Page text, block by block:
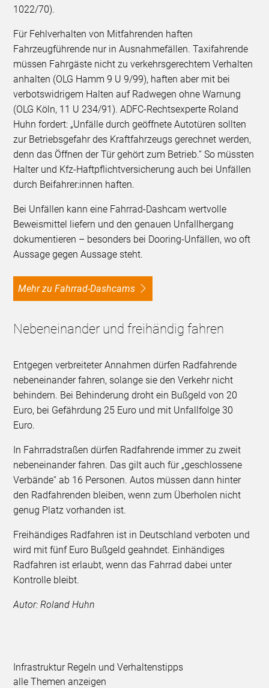
1022/70).
Für Fehlverhalten von Mitfahrenden haften
Fahrzeugführende nur in Ausnahmefällen. Taxifahrende
müssen Fahrgäste nicht zu verkehrsgerechtem Verhalten
anhalten (OLG Hamm 9 U 9/99), haften aber mit bei
verbotswidrigem Halten auf Radwegen ohne Warnung
(OLG Köln, 11 U 234/91). ADFC-Rechtsexperte Roland
Huhn fordert: „Unfälle durch geöffnete Autotüren sollten
zur Betriebsgefahr des Kraftfahrzeugs gerechnet werden,
denn das Öffnen der Tür gehört zum Betrieb.“ So müssten
Halter und Kfz-Haftpflichtversicherung auch bei Unfällen
durch Beifahrer:innen haften.
Bei Unfällen kann eine Fahrrad-Dashcam wertvolle
Beweismittel liefern und den genauen Unfallhergang
dokumentieren – besonders bei Dooring-Unfällen, wo oft
Aussage gegen Aussage steht.
Mehr zu Fahrrad-Dashcams
Nebeneinander und freihändig fahren
Entgegen verbreiteter Annahmen dürfen Radfahrende
nebeneinander fahren, solange sie den Verkehr nicht
behindern. Bei Behinderung droht ein Bußgeld von 20
Euro, bei Gefährdung 25 Euro und mit Unfallfolge 30
Euro.
In Fahrradstraßen dürfen Radfahrende immer zu zweit
nebeneinander fahren. Das gilt auch für „geschlossene
Verbände“ ab 16 Personen. Autos müssen dann hinter
den Radfahrenden bleiben, wenn zum Überholen nicht
genug Platz vorhanden ist.
Freihändiges Radfahren ist in Deutschland verboten und
wird mit fünf Euro Bußgeld geahndet. Einhändiges
Radfahren ist erlaubt, wenn das Fahrrad dabei unter
Kontrolle bleibt.
Autor: Roland Huhn
Infrastruktur Regeln und Verhaltenstipps
alle Themen anzeigen